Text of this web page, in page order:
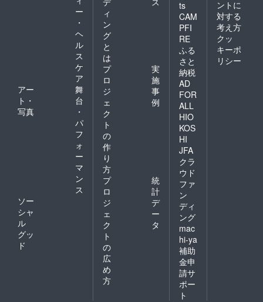
ー
・
ヘ
ル
ス
ケ
ア
アー
ト・
写真
舞
台
・
パ
フ
ォ
ー
マ
ン
ス
ソー
シャ
ル
グッ
ド
ィ
ン
グ
と
は
プ
ロ
ジ
ェ
ク
ト
の
作
り
方
実
施
事
例
プ
ロ
ジ
ェ
ク
ト
の
広
め
方
統
計
デ
ー
タ
ts
CAM
PFI
RE
ふる
さと
納税
AD
FOR
ALL
HIO
KOS
HI
JFA
クラ
ウド
ファ
ン
ディ
ング
mac
hi-ya
補助
金申
請サ
ポー
ト
ントに
対する
考え方
クッ
キーポ
リシー